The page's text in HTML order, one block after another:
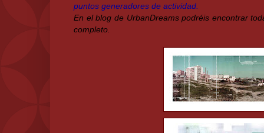
puntos generadores de actividad.
En el blog de UrbanDreams podréis encontrar
completo.